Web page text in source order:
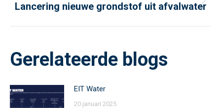
Next
Lancering nieuwe grondstof uit afvalwater
Gerelateerde blogs
EIT Water
20 januari 2025